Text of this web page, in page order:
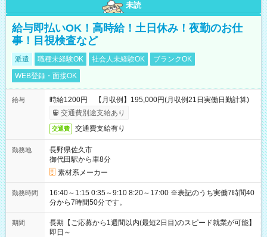
未読
給与即払いOK！高時給！土日休み！夜勤のお仕
事！目視検査など
派遣 職種未経験OK 社会人未経験OK
ブランクOK
WEB登録・面接OK
給与
時給1200円 【月収例】195,000円(月収例21日実働日勤計算)
交通費別途支給あり
交通費 交通費支給有り
勤務地
長野県佐久市
御代田駅から車8分
素材系メーカー
勤務時間
16:40～1:15 0:35～9:10 8:20～17:00 ※表記のうち実働7時間40
分から7時間50分です。
期間
長期【ご応募から1週間以内(最短2日目)のスピード就業が可能】
即日～